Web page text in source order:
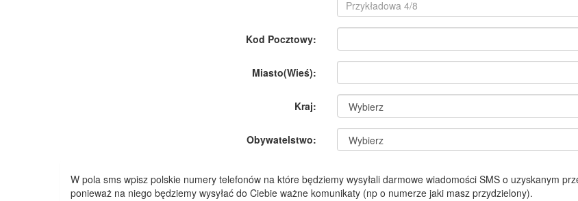
Kod Pocztowy:
Miasto(Wieś):
Kraj:
Obywatelstwo:
W pola sms wpisz polskie numery telefonów na które będziemy wysyłali darmowe wiadomości SMS o uzyskanym
ponieważ na niego będziemy wysyłać do Ciebie ważne komunikaty (np o numerze jaki masz przydzielony).